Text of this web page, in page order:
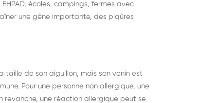
écoles, campings, fermes avec
une gêne importante, des piqûres
taille de son aiguillon, mais son venin est
Pour une personne non allergique, une
revanche, une réaction allergique peut se